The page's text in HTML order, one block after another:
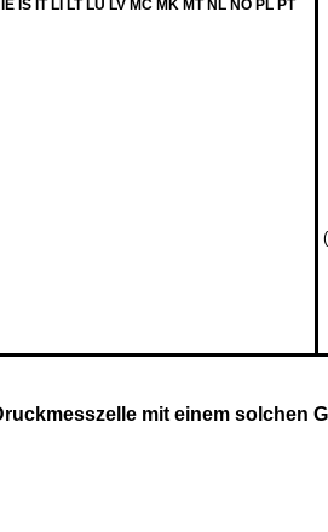
IS IT LI LT LU LV MC MK MT NL NO PL PT
mit einem solchen